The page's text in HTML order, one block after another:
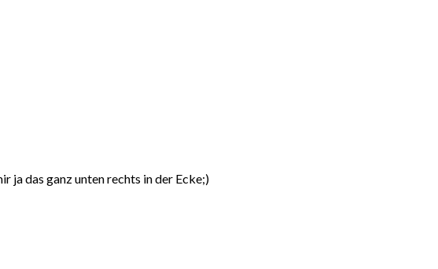
ja das ganz unten rechts in der Ecke;)